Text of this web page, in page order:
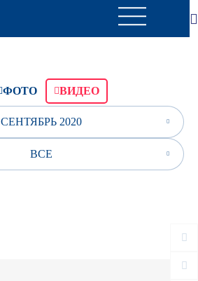
ФОТО ВИДЕО
СЕНТЯБРЬ 2020
ВСЕ